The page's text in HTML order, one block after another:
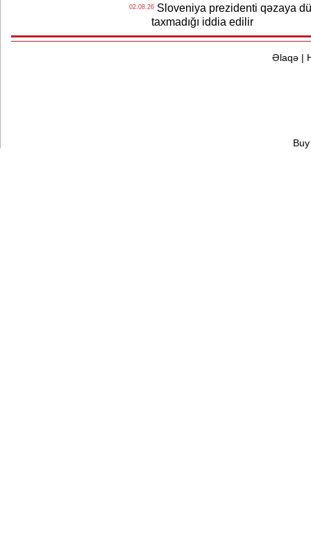
02.08.26Sloveniya prezidenti qəzaya
taxmadığı iddia edilir
Əlaqə|